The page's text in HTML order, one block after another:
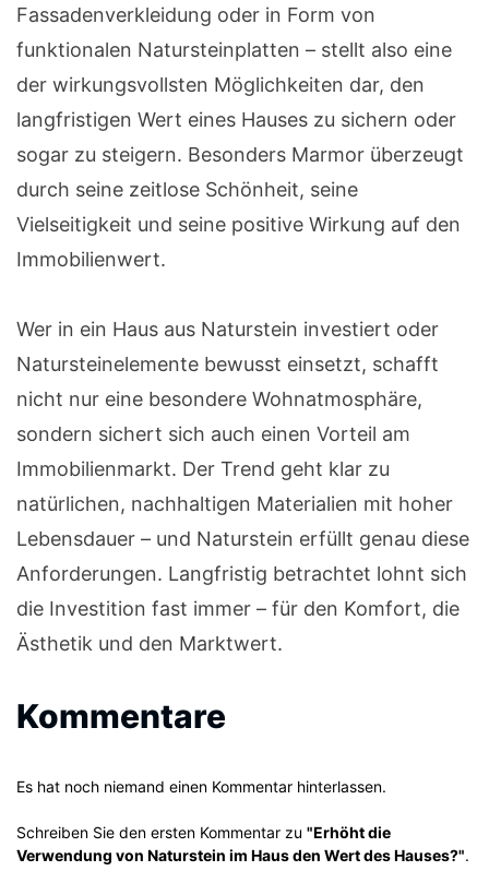
Fassadenverkleidung oder in Form von
funktionalen Natursteinplatten – stellt also eine
der wirkungsvollsten Möglichkeiten dar, den
langfristigen Wert eines Hauses zu sichern oder
sogar zu steigern. Besonders Marmor überzeugt
durch seine zeitlose Schönheit, seine
Vielseitigkeit und seine positive Wirkung auf den
Immobilienwert.
Wer in ein Haus aus Naturstein investiert oder
Natursteinelemente bewusst einsetzt, schafft
nicht nur eine besondere Wohnatmosphäre,
sondern sichert sich auch einen Vorteil am
Immobilienmarkt. Der Trend geht klar zu
natürlichen, nachhaltigen Materialien mit hoher
Lebensdauer – und Naturstein erfüllt genau diese
Anforderungen. Langfristig betrachtet lohnt sich
die Investition fast immer – für den Komfort, die
Ästhetik und den Marktwert.
Kommentare
Es hat noch niemand einen Kommentar hinterlassen.
Schreiben Sie den ersten Kommentar zu "Erhöht die
Verwendung von Naturstein im Haus den Wert des Hauses?".